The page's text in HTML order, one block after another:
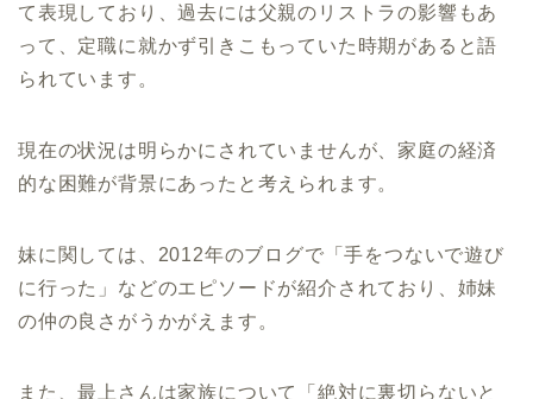
て表現しており、過去には父親のリストラの影響もあ
って、定職に就かず引きこもっていた時期があると語
られています。
現在の状況は明らかにされていませんが、家庭の経済
的な困難が背景にあったと考えられます。
妹に関しては、2012年のブログで「手をつないで遊び
に行った」などのエピソードが紹介されており、姉妹
の仲の良さがうかがえます。
また、最上さんは家族について「絶対に裏切らないと